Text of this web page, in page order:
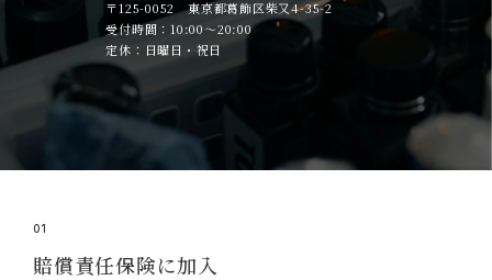
〒125-0052 東京都葛飾区柴又4-35-2
受付時間：10:00～20:00
定休：日曜日・祝日
01
賠償責任保険に加入